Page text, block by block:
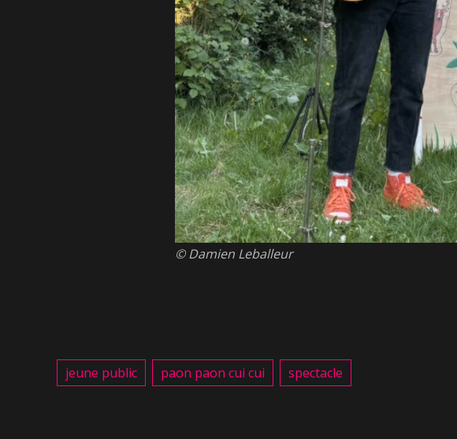
© Damien Leballeur
jeune public paon paon cui cui spectacle